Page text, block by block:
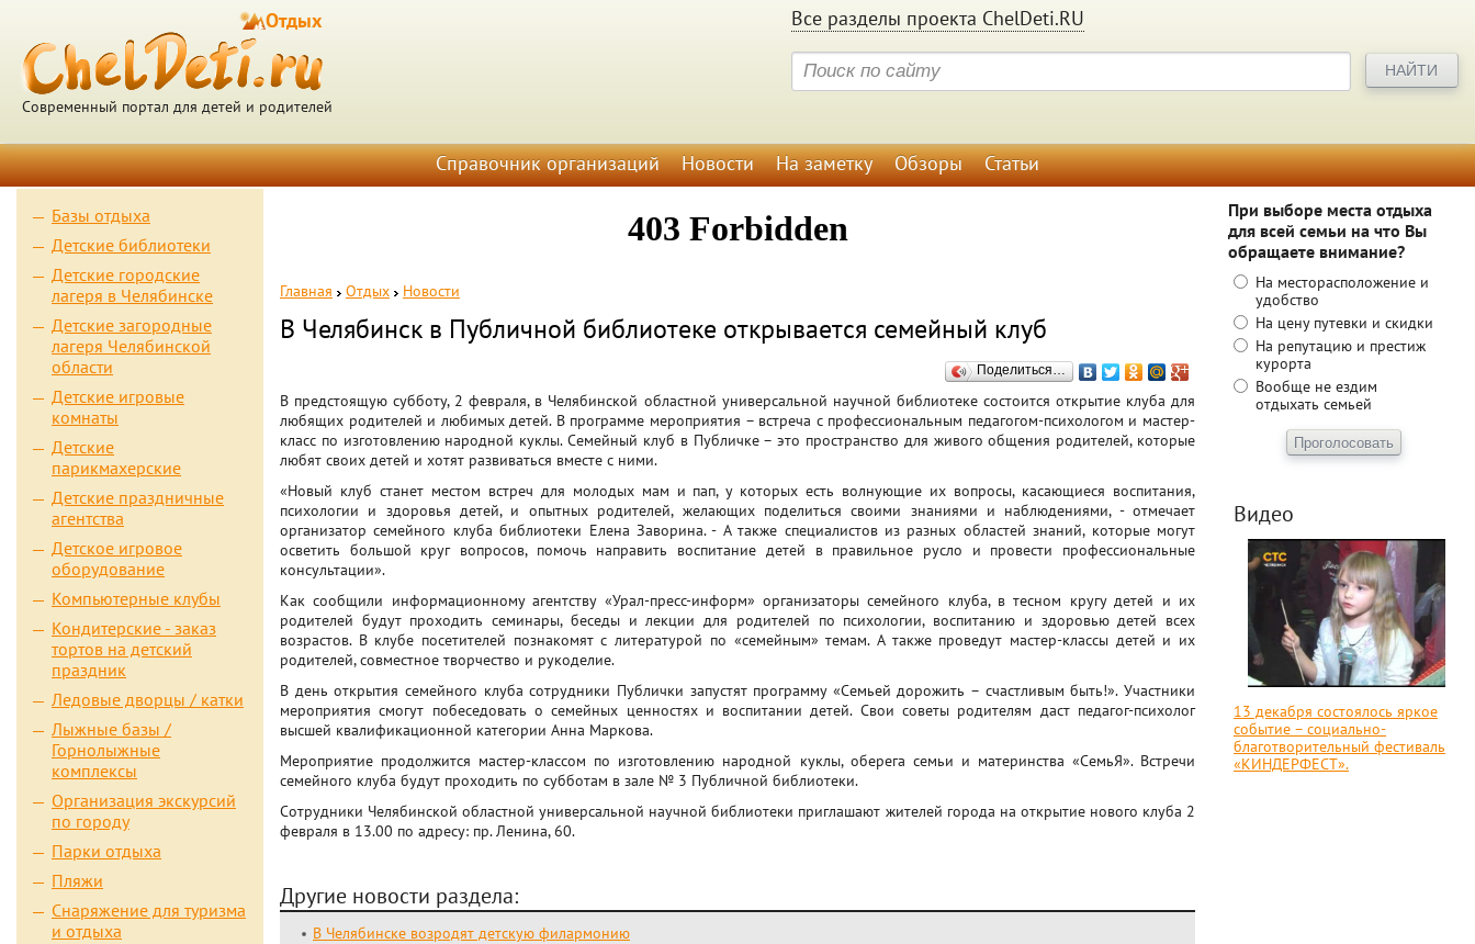
Современный портал для детей и родителей
Все разделы проекта ChelDeti.RU
Отдых
Справочник организаций Новости На заметку Обзоры Статьи
Базы отдыха
Детские библиотеки
Детские городские
лагеря в Челябинске
Детские загородные
лагеря Челябинской
области
Детские игровые
комнаты
Детские
парикмахерские
Детские праздничные
агентства
Детское игровое
оборудование
Компьютерные клубы
Кондитерские - заказ
тортов на детский
праздник
Ледовые дворцы / катки
Лыжные базы /
Горнолыжные
комплексы
Организация экскурсий
по городу
Парки отдыха
Пляжи
Снаряжение для туризма
и отдыха
Главная Отдых Новости
В Челябинск в Публичной библиотеке открывается семейный клуб
Поделиться…
В предстоящую субботу, 2 февраля, в Челябинской областной универсальной научной библиотеке состоится открытие клуба для
любящих родителей и любимых детей. В программе мероприятия – встреча с профессиональным педагогом-психологом и мастер-
класс по изготовлению народной куклы. Семейный клуб в Публичке – это пространство для живого общения родителей, которые
любят своих детей и хотят развиваться вместе с ними.
«Новый клуб станет местом встреч для молодых мам и пап, у которых есть волнующие их вопросы, касающиеся воспитания,
психологии и здоровья детей, и опытных родителей, желающих поделиться своими знаниями и наблюдениями, - отмечает
организатор семейного клуба библиотеки Елена Заворина. - А также специалистов из разных областей знаний, которые могут
осветить большой круг вопросов, помочь направить воспитание детей в правильное русло и провести профессиональные
консультации».
Как сообщили информационному агентству «Урал-пресс-информ» организаторы семейного клуба, в тесном кругу детей и их
родителей будут проходить семинары, беседы и лекции для родителей по психологии, воспитанию и здоровью детей всех
возрастов. В клубе посетителей познакомят с литературой по «семейным» темам. А также проведут мастер-классы детей и их
родителей, совместное творчество и рукоделие.
В день открытия семейного клуба сотрудники Публички запустят программу «Семьей дорожить – счастливым быть!». Участники
мероприятия смогут побеседовать о семейных ценностях и воспитании детей. Свои советы родителям даст педагог-психолог
высшей квалификационной категории Анна Маркова.
Мероприятие продолжится мастер-классом по изготовлению народной куклы, оберега семьи и материнства «СемьЯ». Встречи
семейного клуба будут проходить по субботам в зале № 3 Публичной библиотеки.
Сотрудники Челябинской областной универсальной научной библиотеки приглашают жителей города на открытие нового клуба 2
февраля в 13.00 по адресу: пр. Ленина, 60.
Другие новости раздела:
В Челябинске возродят детскую филармонию
При выборе места отдыха
для всей семьи на что Вы
обращаете внимание?
На месторасположение и
удобство
На цену путевки и скидки
На репутацию и престиж
курорта
Вообще не ездим
отдыхать семьей
Видео
13 декабря состоялось яркое
событие – социально-
благотворительный фестиваль
«КИНДЕРФЕСТ».